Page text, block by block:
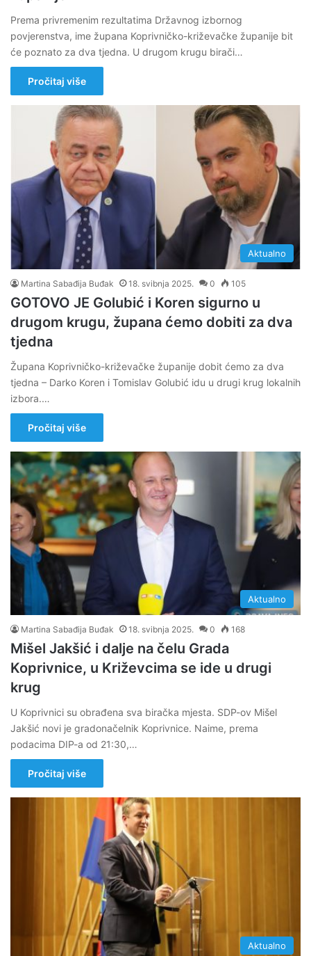
Prema privremenim rezultatima Državnog izbornog
povjerenstva, ime župana Koprivničko-križevačke županije bit
će poznato za dva tjedna. U drugom krugu birači…
Pročitaj više
Aktualno
Martina Sabađija Buđak 18. svibnja 2025. 0 105
GOTOVO JE Golubić i Koren sigurno u
drugom krugu, župana ćemo dobiti za dva
tjedna
Župana Koprivničko-križevačke županije dobit ćemo za dva
tjedna – Darko Koren i Tomislav Golubić idu u drugi krug lokalnih
izbora.…
Pročitaj više
Aktualno
Martina Sabađija Buđak 18. svibnja 2025. 0 168
Mišel Jakšić i dalje na čelu Grada
Koprivnice, u Križevcima se ide u drugi
krug
U Koprivnici su obrađena sva biračka mjesta. SDP-ov Mišel
Jakšić novi je gradonačelnik Koprivnice. Naime, prema
podacima DIP-a od 21:30,…
Pročitaj više
Aktualno